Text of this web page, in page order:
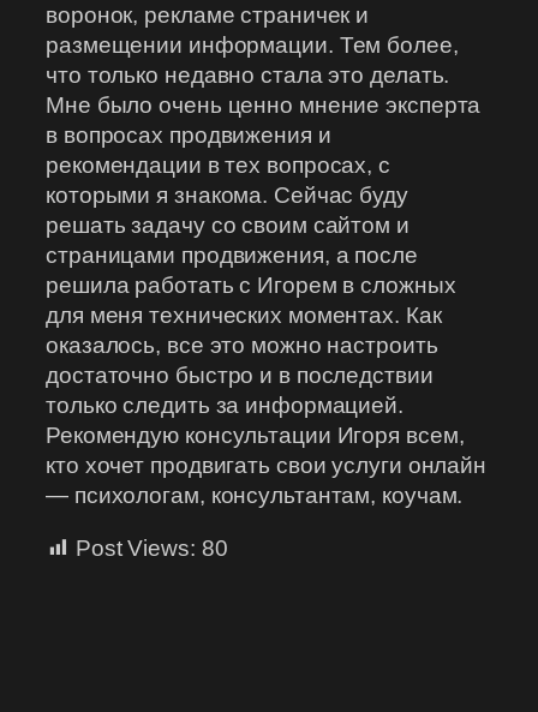
воронок, рекламе страничек и
размещении информации. Тем более,
что только недавно стала это делать.
Мне было очень ценно мнение эксперта
в вопросах продвижения и
рекомендации в тех вопросах, с
которыми я знакома. Сейчас буду
решать задачу со своим сайтом и
страницами продвижения, а после
решила работать с Игорем в сложных
для меня технических моментах. Как
оказалось, все это можно настроить
достаточно быстро и в последствии
только следить за информацией.
Рекомендую консультации Игоря всем,
кто хочет продвигать свои услуги онлайн
— психологам, консультантам, коучам.
Post Views: 80